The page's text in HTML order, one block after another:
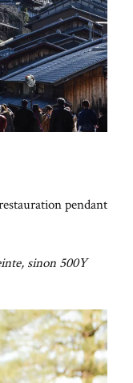
pendant
sinon 500Y